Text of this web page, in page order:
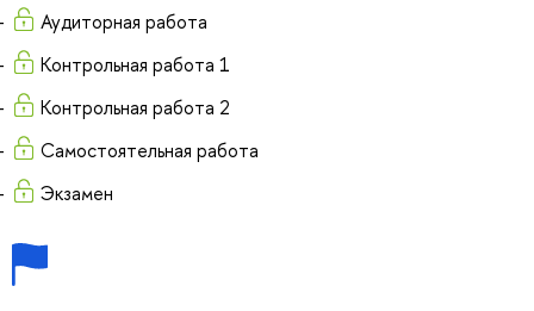
Аудиторная работа
Контрольная работа 1
Контрольная работа 2
Самостоятельная работа
Экзамен